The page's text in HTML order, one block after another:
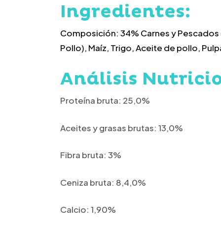
Ingredientes:
Composición: 34% Carnes y
Pollo), Maíz, Trigo, Aceite de pollo,
Análisis
Proteína bruta: 25,0%
Aceites y grasas brutas: 13,0%
Fibra bruta: 3%
Ceniza bruta: 8,4,0%
Calcio: 1,90%